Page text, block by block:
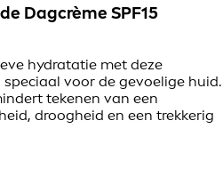
Dagcrème SPF15
hydratatie met deze
voor de gevoelige huid.
tekenen van een
droogheid en een trekkerig